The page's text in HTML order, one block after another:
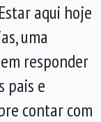
aqui hoje
uma
responder
pais e
contar com